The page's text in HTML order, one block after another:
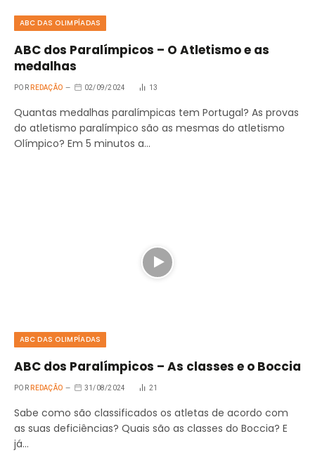
ABC DAS OLIMPÍADAS
ABC dos Paralímpicos – O Atletismo e as
medalhas
POR REDAÇÃO 02/09/2024 13
Quantas medalhas paralímpicas tem Portugal? As provas
do atletismo paralímpico são as mesmas do atletismo
Olímpico? Em 5 minutos a…
ABC DAS OLIMPÍADAS
ABC dos Paralímpicos – As classes e o Boccia
POR REDAÇÃO 31/08/2024 21
Sabe como são classificados os atletas de acordo com
as suas deficiências? Quais são as classes do Boccia? E
já…